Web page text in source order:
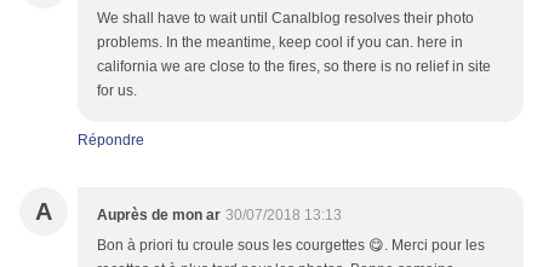
We shall have to wait until Canalblog resolves their photo
problems. In the meantime, keep cool if you can. here in
california we are close to the fires, so there is no relief in site
for us.
Répondre
A Auprès de mon ar 30/07/2018 13:13
Bon à priori tu croule sous les courgettes 😋. Merci pour les